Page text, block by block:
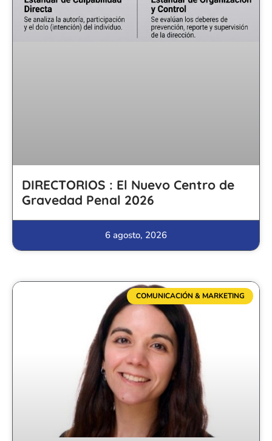
DIRECTORIOS : El Nuevo Centro de
Gravedad Penal 2026
6 agosto, 2026
COMUNICACIÓN & MARKETING